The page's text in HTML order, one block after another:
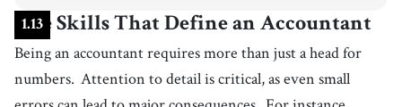
The Skills That Define an Accountant
1.13
Being an accountant requires more than just a head for
numbers. Attention to detail is critical, as even small